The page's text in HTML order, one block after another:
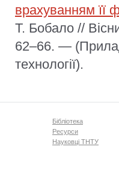
врахуванням її
Т. Бобало //
62–66. —
технології).
Бібліотека
Ресурси
Науковці ТНТУ